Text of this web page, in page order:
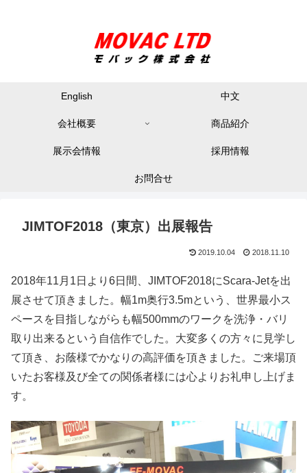
English 中文
会社概要 商品紹介
展示会情報 採用情報
お問合せ
JIMTOF2018（東京）出展報告
2019.10.04 2018.11.10
2018年11月1日より6日間、JIMTOF2018にScara-Jetを出
展させて頂きました。幅1m奥行3.5mという、世界最小ス
ペースを目指しながらも幅500mmのワークを洗浄・バリ
取り出来るという自信作でした。大変多くの方々に見学し
て頂き、お蔭様でかなりの高評価を頂きました。ご来場頂
いたお客様及び全ての関係者様には心よりお礼申し上げま
す。